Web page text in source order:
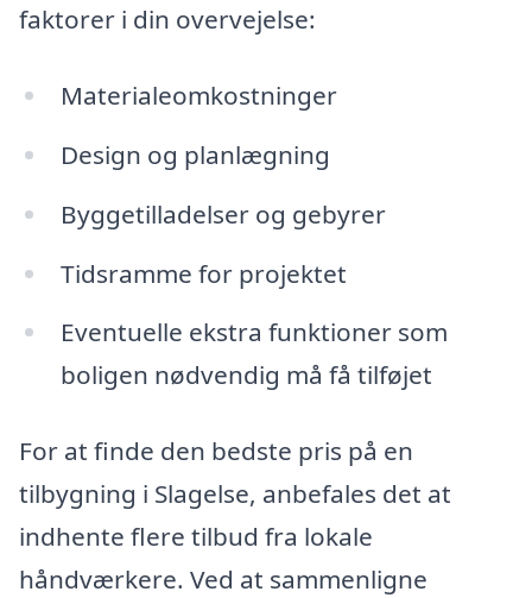
faktorer i din overvejelse:
Materialeomkostninger
Design og planlægning
Byggetilladelser og gebyrer
Tidsramme for projektet
Eventuelle ekstra funktioner som
boligen nødvendig må få tilføjet
For at finde den bedste pris på en
tilbygning i Slagelse, anbefales det at
indhente flere tilbud fra lokale
håndværkere. Ved at sammenligne